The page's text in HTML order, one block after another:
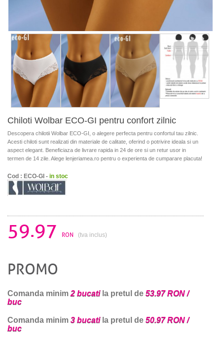
Chiloti Wolbar ECO-GI pentru confort zilnic
Descopera chilotii Wolbar ECO-GI, o alegere perfecta pentru confortul tau zilnic.
Acesti chiloti sunt realizati din materiale de calitate, oferind o potrivire ideala si un
aspect elegant. Beneficiaza de livrare rapida in 24 de ore si un retur usor in
termen de 14 zile. Alege lenjeriamea.ro pentru o experienta de cumparare placuta!
Cod : ECO-GI - in stoc
59.97 RON (tva inclus)
PROMO
Comanda minim 2 bucatila pretul de 53.97 RON /
buc
Comanda minim 3 bucatila pretul de 50.97 RON /
buc